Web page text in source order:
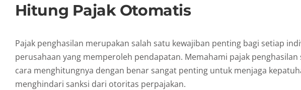
Hitung Pajak Otomatis
Pajak penghasilan merupakan salah satu kewajiban penting bagi setiap
perusahaan yang memperoleh pendapatan. Memahami pajak penghasilan
cara menghitungnya dengan benar sangat penting untuk menjaga
menghindari sanksi dari otoritas perpajakan.